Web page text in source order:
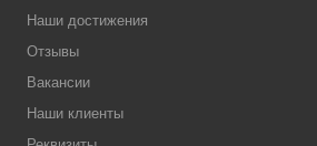
Наши достижения
Отзывы
Вакансии
Наши клиенты